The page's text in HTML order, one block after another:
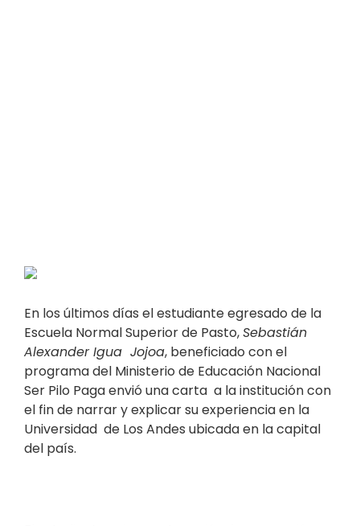
En los últimos días el estudiante egresado de la
Escuela Normal Superior de Pasto,Sebastián
Alexander Igua Jojoa, beneficiado con el
programa del Ministerio de Educación Nacional
Ser Pilo Paga envió una carta a la institución con
el fin de narrar y explicar su experiencia en la
Universidad de Los Andes ubicada en la capital
del país.